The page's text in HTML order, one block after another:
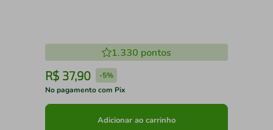
1.330 pontos
R$ 37,90 -5%
No pagamento com Pix
Adicionar ao carrinho